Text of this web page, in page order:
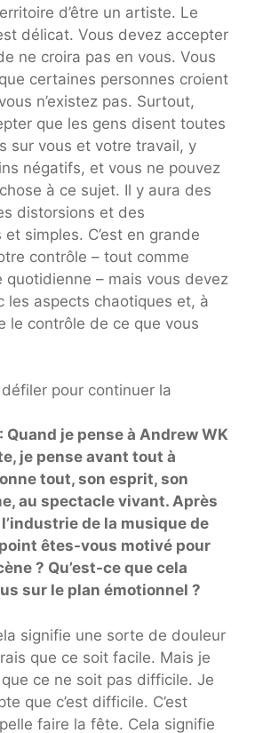
d’être un artiste. Le
délicat. Vous devez accepter
ne croira pas en vous. Vous
certaines personnes croient
n’existez pas. Surtout,
que les gens disent toutes
sur vous et votre travail, y
négatifs, et vous ne pouvez
à ce sujet. Il y aura des
distorsions et des
simples. C’est en grande
contrôle – tout comme
quotidienne – mais vous devez
les aspects chaotiques et, à
le contrôle de ce que vous
pour continuer la
je pense à Andrew WK
je pense avant tout à
tout, son esprit, son
au spectacle vivant. Après
de la musique de
êtes-vous motivé pour
? Qu’est-ce que cela
sur le plan émotionnel ?
signifie une sorte de douleur
que ce soit facile. Mais je
ce ne soit pas difficile. Je
que c’est difficile. C’est
faire la fête. Cela signifie